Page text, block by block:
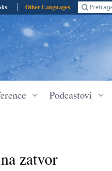
Other Languages
Podcastovi
zatvor